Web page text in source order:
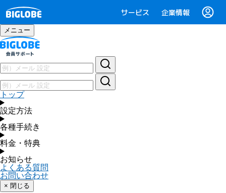
サービス 企業情報
メニュー
トップ
設定方法
各種手続き
料金・特典
お知らせ
よくある質問
お問い合わせ
× 閉じる